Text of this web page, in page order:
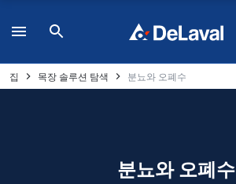
집 목장 솔루션 탐색 분뇨와 오폐수
분뇨와 오폐수